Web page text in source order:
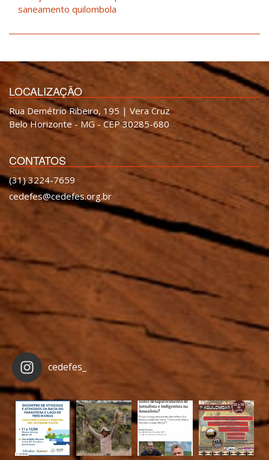
saneamento quilombola
LOCALIZAÇÃO
Rua Demétrio Ribeiro, 195 | Vera Cruz
Belo Horizonte - MG - CEP 30285-680
CONTATOS
(31) 3224-7659
cedefes@cedefes.org.br
cedefes_